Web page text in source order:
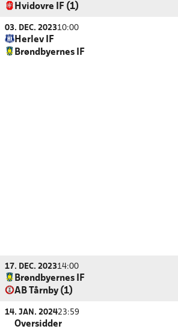
Hvidovre IF (1)
03. DEC. 202310:00
Herlev IF
Brøndbyernes IF
17. DEC. 202314:00
Brøndbyernes IF
AB Tårnby (1)
14. JAN. 202423:59
Oversidder